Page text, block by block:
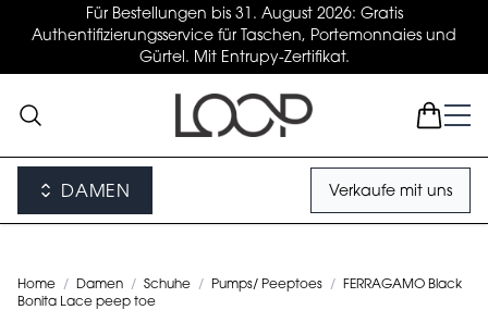
Für Bestellungen bis 31. August 2026: Gratis
Authentifizierungsservice für Taschen, Portemonnaies und
Gürtel. Mit Entrupy-Zertifikat.
DAMEN Verkaufe mit uns
Home / Damen / Schuhe / Pumps/ Peeptoes /
FERRAGAMO Black
Bonita Lace peep toe